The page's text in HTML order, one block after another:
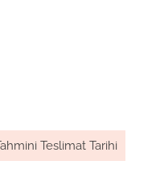
Teslimat Tarihi